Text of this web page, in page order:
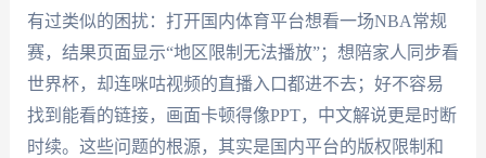
有过类似的困扰：打开国内体育平台想看一场NBA常规
赛，结果页面显示“地区限制无法播放”；想陪家人同步看
世界杯，却连咪咕视频的直播入口都进不去；好不容易
找到能看的链接，画面卡顿得像PPT，中文解说更是时断
时续。这些问题的根源，其实是国内平台的版权限制和